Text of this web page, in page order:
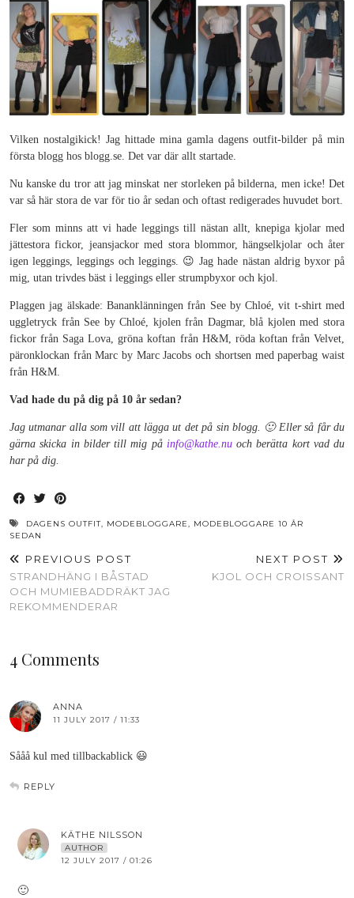
Vilken nostalgikick! Jag hittade mina gamla dagens outfit-bilder på min
första blogg hos blogg.se. Det var där allt startade.
Nu kanske du tror att jag minskat ner storleken på bilderna, men icke! Det
var så här stora de var för tio år sedan och oftast redigerades huvudet bort.
Fler som minns att vi hade leggings till nästan allt, knepiga kjolar med
jättestora fickor, jeansjackor med stora blommor, hängselkjolar och åter
igen leggings, leggings och leggings. 😉 Jag hade nästan aldrig byxor på
mig, utan trivdes bäst i leggings eller strumpbyxor och kjol.
Plaggen jag älskade: Bananklänningen från See by Chloé, vit t-shirt med
uggletryck från See by Chloé, kjolen från Dagmar, blå kjolen med stora
fickor från Saga Lova, gröna koftan från H&M, röda koftan från Velvet,
päronklockan från Marc by Marc Jacobs och shortsen med paperbag waist
från H&M.
Vad hade du på dig på 10 år sedan?
Jag utmanar alla som vill att lägga ut det på sin blogg. 🙂 Eller så får du
gärna skicka in bilder till mig på info@kathe.nuoch berätta kort vad du
har på dig.
DAGENS OUTFIT, MODEBLOGGARE, MODEBLOGGARE 10 ÅR
SEDAN
PREVIOUS POST
STRANDHÄNG I BÅSTAD
OCH MUMIEBADDRÄKT JAG
REKOMMENDERAR
NEXT POST
KJOL OCH CROISSANT
4 Comments
ANNA
11 JULY 2017 / 11:33
Sååå kul med tillbackablick 😃
REPLY
KÄTHE NILSSON
AUTHOR
12 JULY 2017 / 01:26
🙂